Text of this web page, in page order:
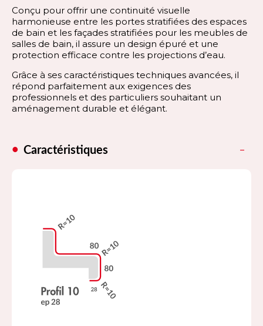
Conçu pour offrir une continuité visuelle
harmonieuse entre les portes stratifiées des espaces
de bain et les façades stratifiées pour les meubles de
salles de bain, il assure un design épuré et une
protection efficace contre les projections d’eau.
Grâce à ses caractéristiques techniques avancées, il
répond parfaitement aux exigences des
professionnels et des particuliers souhaitant un
aménagement durable et élégant.
Caractéristiques